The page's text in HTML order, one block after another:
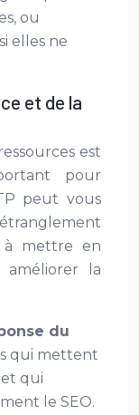
ou
elles ne
et de la
est
pour
peut vous
à mettre en
améliorer la
du
qui mettent
qui
le SEO.